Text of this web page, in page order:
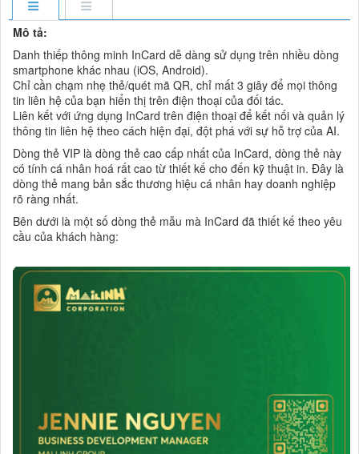
Mô tả:
Danh thiếp thông minh InCard dễ dàng sử dụng trên nhiều dòng
smartphone khác nhau (iOS, Android).
Chỉ cần chạm nhẹ thẻ/quét mã QR, chỉ mất 3 giây để mọi thông
tin liên hệ của bạn hiển thị trên điện thoại của đối tác.
Liên kết với ứng dụng InCard trên điện thoại để kết nối và quản lý
thông tin liên hệ theo cách hiện đại, đột phá với sự hỗ trợ của AI.
Dòng thẻ VIP là dòng thẻ cao cấp nhất của InCard, dòng thẻ này
có tính cá nhân hoá rất cao từ thiết kế cho đến kỹ thuật in. Đây là
dòng thẻ mang bản sắc thương hiệu cá nhân hay doanh nghiệp
rõ ràng nhất.
Bên dưới là một số dòng thẻ mẫu mà InCard đã thiết kế theo yêu
cầu của khách hàng: